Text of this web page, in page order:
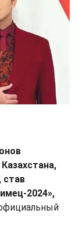
став
2024»,